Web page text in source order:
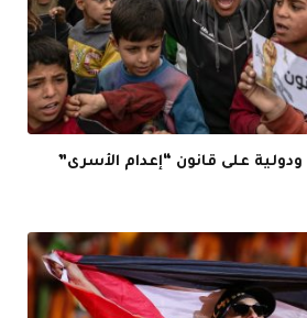
على قانون “إعدام الأسرى”